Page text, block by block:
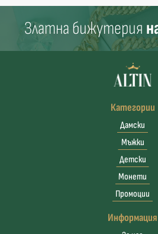
Златна бижутерия
Категории
Дамски
Мъжки
Детски
Монети
Промоции
Информация